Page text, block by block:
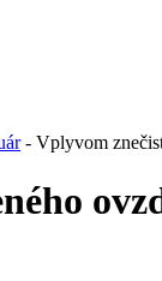
- Vplyvom